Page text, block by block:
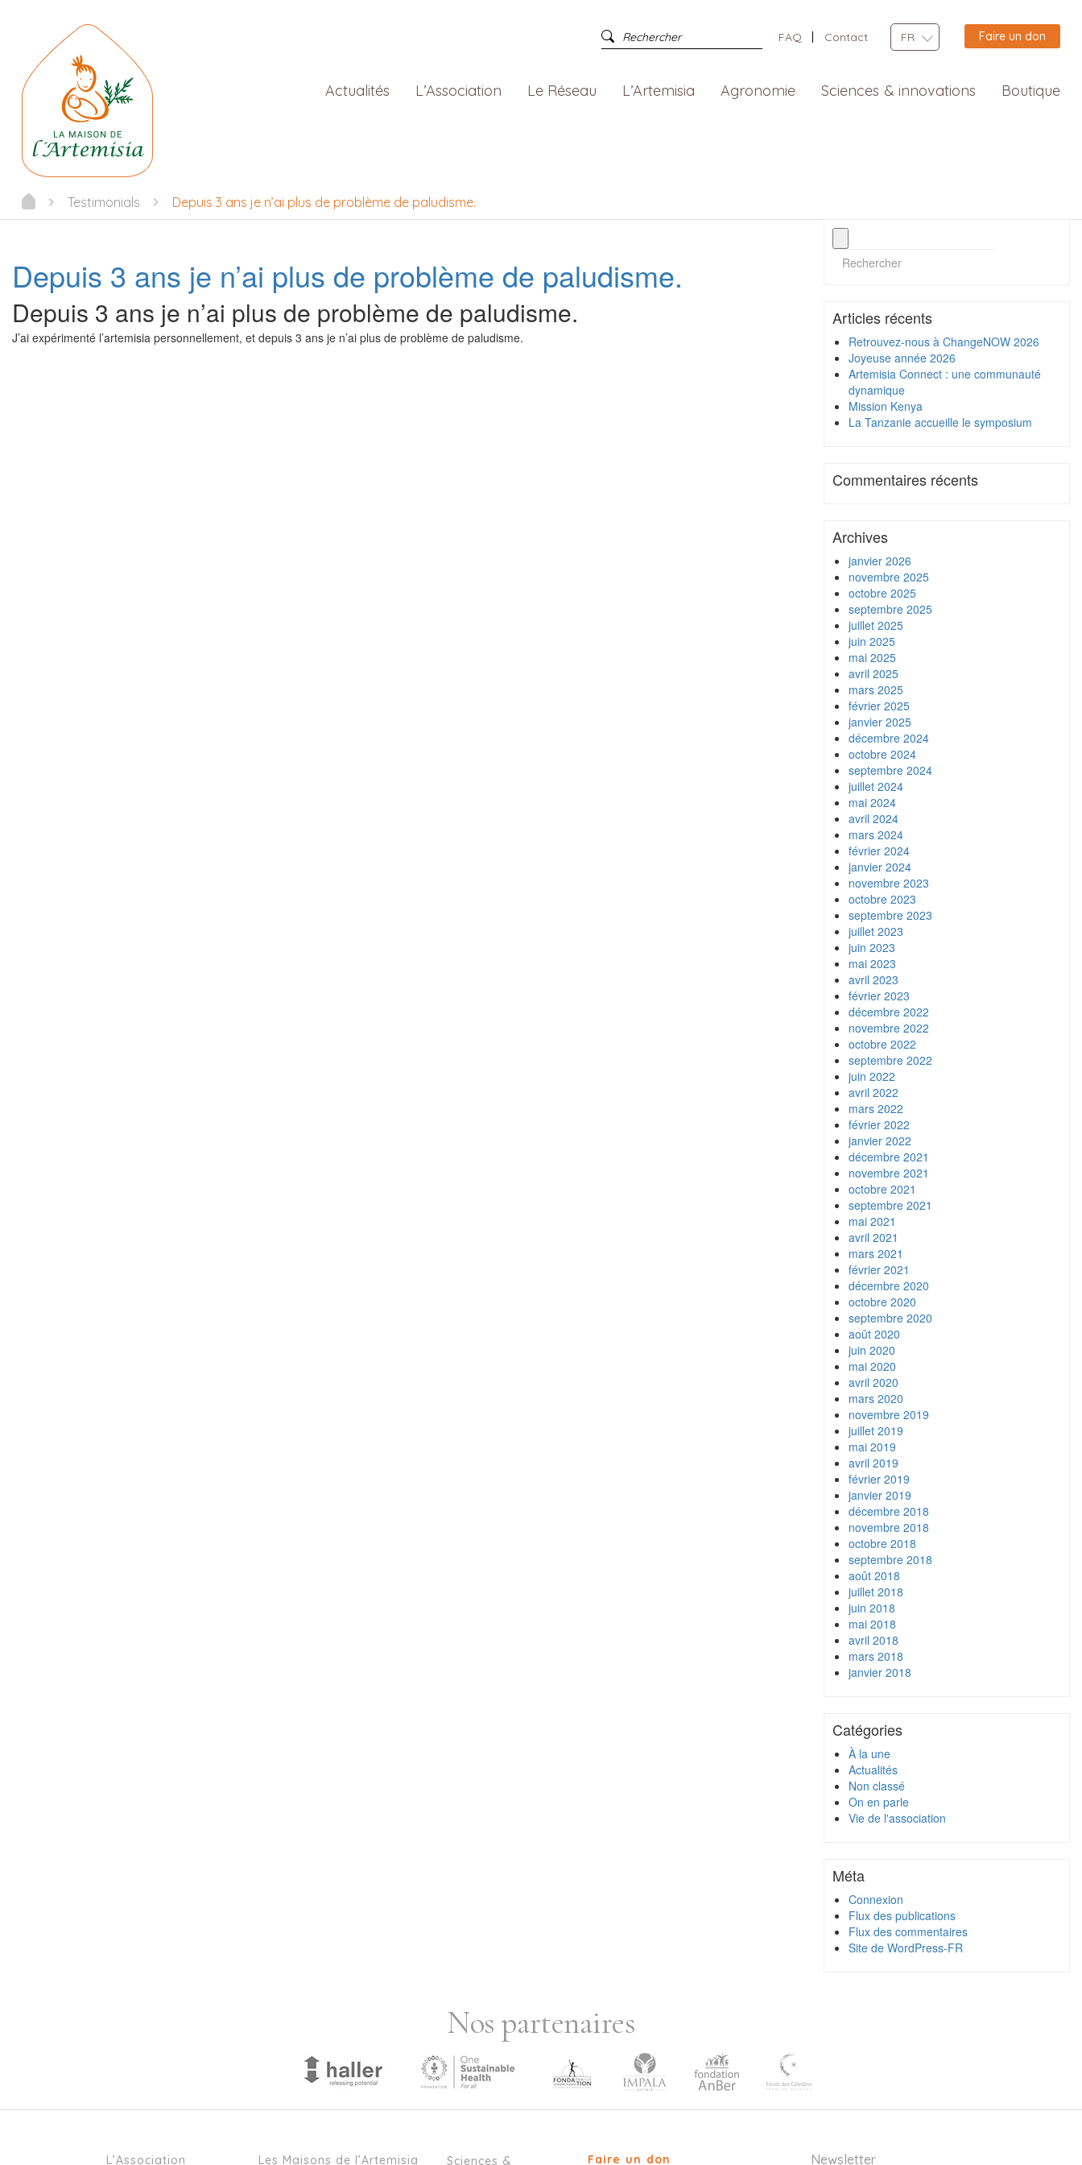
FAQ Contact FR Faire un don
Actualités L’Association Le Réseau L’Artemisia Agronomie Sciences & innovations Boutique
Testimonials Depuis 3 ans je n’ai plus de problème de paludisme.
Depuis 3 ans je n’ai plus de problème de paludisme.
Depuis 3 ans je n’ai plus de problème de paludisme.
J’ai expérimenté l’artemisia personnellement, et depuis 3 ans je n’ai plus de problème de paludisme.
Articles récents
Retrouvez-nous à ChangeNOW 2026
Joyeuse année 2026
Artemisia Connect : une communauté
dynamique
Mission Kenya
La Tanzanie accueille le symposium
Commentaires récents
Archives
janvier 2026
novembre 2025
octobre 2025
septembre 2025
juillet 2025
juin 2025
mai 2025
avril 2025
mars 2025
février 2025
janvier 2025
décembre 2024
octobre 2024
septembre 2024
juillet 2024
mai 2024
avril 2024
mars 2024
février 2024
janvier 2024
novembre 2023
octobre 2023
septembre 2023
juillet 2023
juin 2023
mai 2023
avril 2023
février 2023
décembre 2022
novembre 2022
octobre 2022
septembre 2022
juin 2022
avril 2022
mars 2022
février 2022
janvier 2022
décembre 2021
novembre 2021
octobre 2021
septembre 2021
mai 2021
avril 2021
mars 2021
février 2021
décembre 2020
octobre 2020
septembre 2020
août 2020
juin 2020
mai 2020
avril 2020
mars 2020
novembre 2019
juillet 2019
mai 2019
avril 2019
février 2019
janvier 2019
décembre 2018
novembre 2018
octobre 2018
septembre 2018
août 2018
juillet 2018
juin 2018
mai 2018
avril 2018
mars 2018
janvier 2018
Catégories
À la une
Actualités
Non classé
On en parle
Vie de l'association
Méta
Connexion
Flux des publications
Flux des commentaires
Site de WordPress-FR
Nos partenaires
L’Association Les Maisons de l’Artemisia Sciences & Faire un don Newsletter